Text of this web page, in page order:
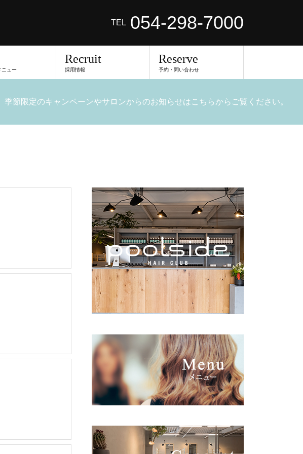
TEL 054-298-7000
ニュー
Recruit
採用情報
Reserve
予約・問い合わせ
節限定のキャンペーンやサロンからのお知らせはこちらからご覧ください。